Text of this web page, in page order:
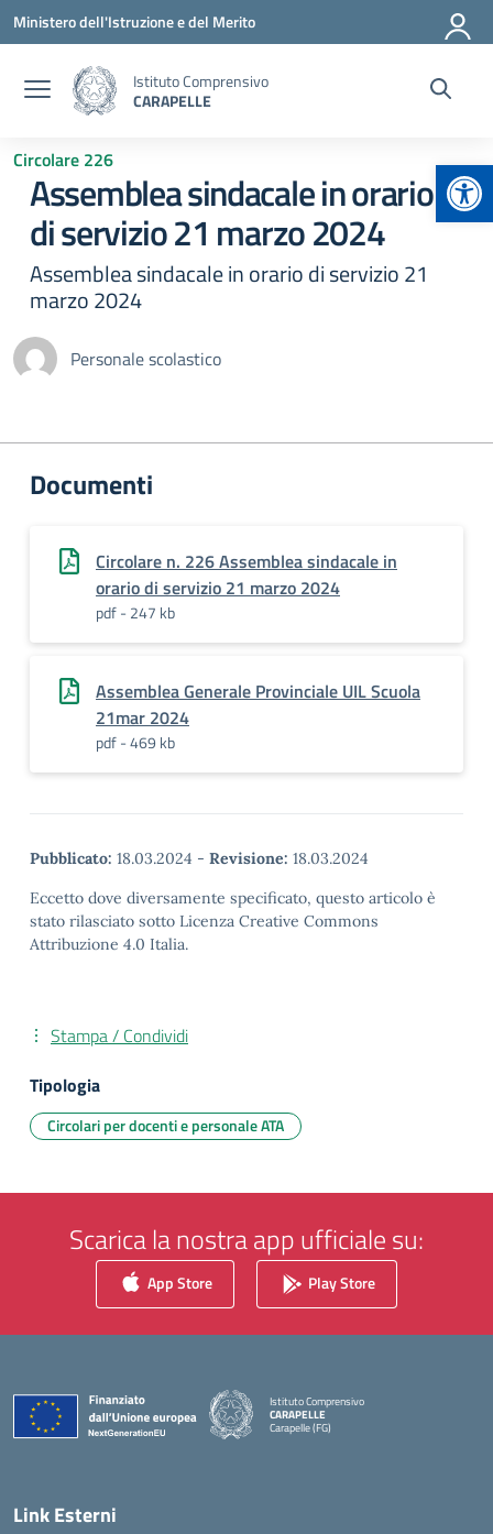
Vai ai contenuti
Vai al menu di navigazione
Vai al footer
Ministero dell'Istruzione e del Merito
Istituto Comprensivo
CARAPELLE
Circolare 226
Assemblea sindacale in orario
di servizio 21 marzo 2024
Assemblea sindacale in orario di servizio 21
marzo 2024
Personale scolastico
Documenti
Circolare n. 226 Assemblea sindacale in
orario di servizio 21 marzo 2024
pdf - 247 kb
Assemblea Generale Provinciale UIL Scuola
21mar 2024
pdf - 469 kb
Pubblicato: 18.03.2024 - Revisione: 18.03.2024
Eccetto dove diversamente specificato, questo articolo è
stato rilasciato sotto Licenza Creative Commons
Attribuzione 4.0 Italia.
Stampa / Condividi
Tipologia
Circolari per docenti e personale ATA
Scarica la nostra app ufficiale su:
App Store Play Store
Istituto Comprensivo
CARAPELLE
Carapelle (FG)
— Visita la pagina iniziale della scuola
Link Esterni